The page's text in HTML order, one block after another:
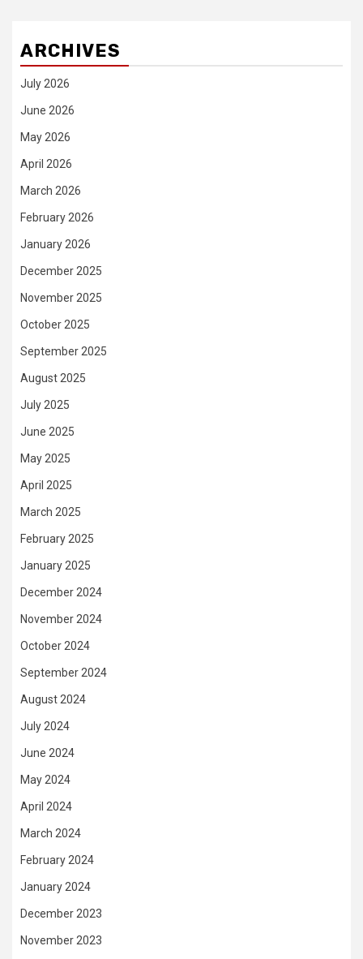
ARCHIVES
July 2026
June 2026
May 2026
April 2026
March 2026
February 2026
January 2026
December 2025
November 2025
October 2025
September 2025
August 2025
July 2025
June 2025
May 2025
April 2025
March 2025
February 2025
January 2025
December 2024
November 2024
October 2024
September 2024
August 2024
July 2024
June 2024
May 2024
April 2024
March 2024
February 2024
January 2024
December 2023
November 2023